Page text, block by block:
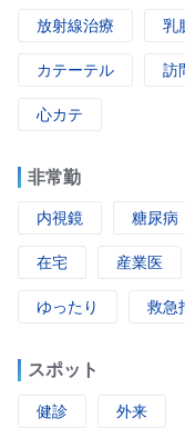
放射線治療 乳
カテーテル 訪
心カテ
非常勤
内視鏡 糖尿病
在宅 産業医
ゆったり 救急
スポット
健診 外来